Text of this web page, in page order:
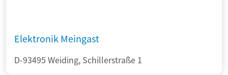
Elektronik Meingast
D-93495 Weiding, Schillerstraße 1